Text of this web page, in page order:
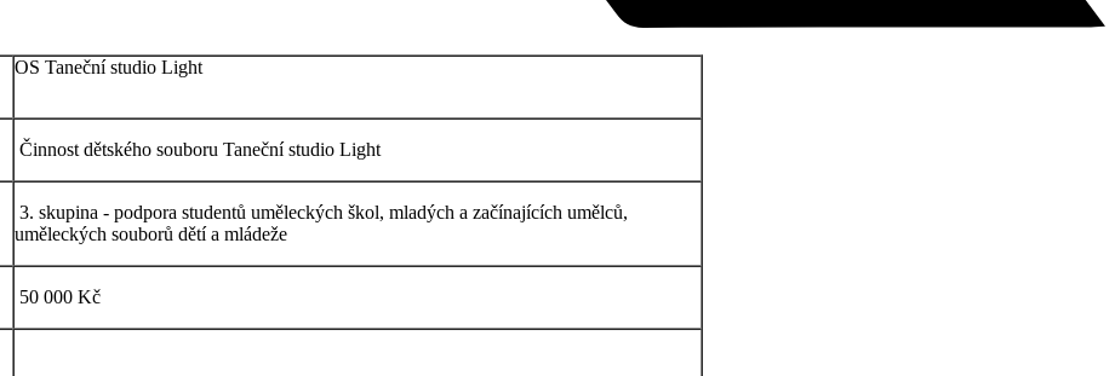
OS Taneční studio Light
Činnost dětského souboru Taneční studio Light
3. skupina - podpora studentů uměleckých škol, mladých a začínajících umělců,
uměleckých souborů dětí a mládeže
50 000 Kč